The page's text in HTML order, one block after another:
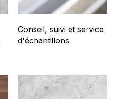
Conseil, suivi et service
d'échantillons